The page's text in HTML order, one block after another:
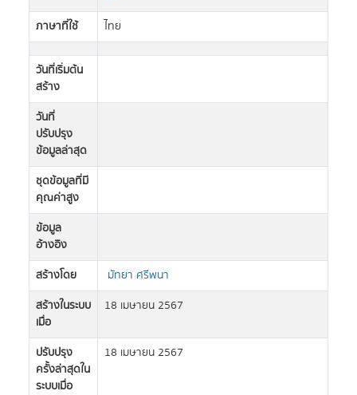
ภาษาที่ใช้
ไทย
วันที่เริ่มต้น
สร้าง
วันที่
ปรับปรุง
ข้อมูลล่าสุด
ชุดข้อมูลที่มี
คุณค่าสูง
ข้อมูล
อ้างอิง
สร้างโดย
มัทยา ศรีพนา
สร้างในระบบ
เมื่อ
18 เมษายน 2567
ปรับปรุง
ครั้งล่าสุดใน
ระบบเมื่อ
18 เมษายน 2567